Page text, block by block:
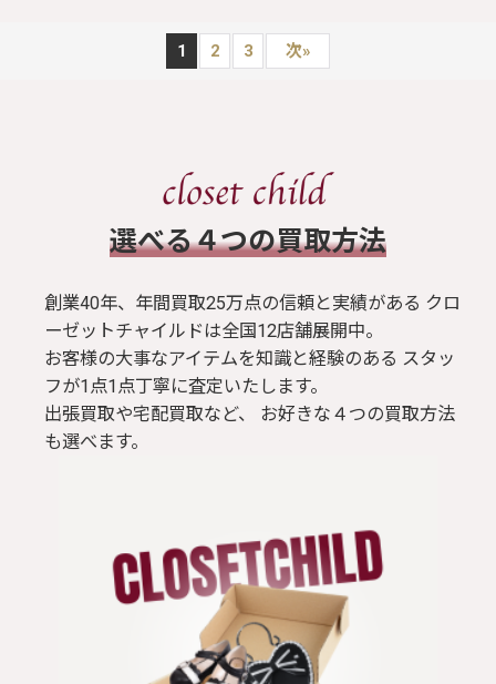
1 2 3 次»
​選べる４つの買取方法
創業40年、年間買取25万点の信頼と実績がある クロ
ーゼットチャイルドは全国12店舗展開中。
お客様の大事なアイテムを知識と経験のある スタッ
フが1点1点丁寧に査定いたします。
出張買取や宅配買取など、 お好きな４つの買取方法
も選べます。